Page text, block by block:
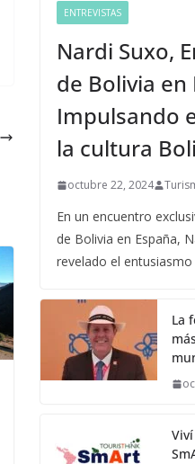
ENTREVISTAS
Nardi Suxo,
de Bolivia en
Impulsando
la cultura
octubre 22, 2024
En un encuentro
de Bolivia en España,
revelado el entusiasmo
La